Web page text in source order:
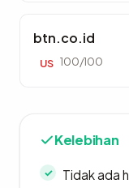
btn.co.id
US 100/100
Kelebihan
Tidak ada